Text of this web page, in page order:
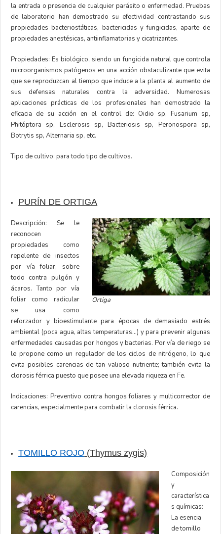
la entrada o presencia de cualquier parásito o enfermedad. Pruebas
de laboratorio han demostrado su efectividad contrastando sus
propiedades bacteriostáticas, bactericidas y fungicidas, aparte de
propiedades anestésicas, antiinflamatorias y cicatrizantes.
Propiedades: Es biológico, siendo un fungicida natural que controla
microorganismos patógenos en una acción obstaculizante que evita
que se reproduzcan al tiempo que induce a la planta al aumento de
sus defensas naturales contra la adversidad. Numerosas
aplicaciones prácticas de los profesionales han demostrado la
eficacia de su acción en el control de: Oidio sp, Fusarium sp,
Phitóptora sp, Esclerosis sp, Bacteriosis sp, Peronospora sp,
Botrytis sp, Alternaria sp, etc.
Tipo de cultivo: para todo tipo de cultivos.
PURÍN DE ORTIGA
Ortiga
Descripción: Se le
reconocen
propiedades como
repelente de insectos
por vía foliar, sobre
todo contra pulgón y
ácaros. Tanto por vía
foliar como radicular
se usa como
reforzador y bioestimulante para épocas de demasiado estrés
ambiental (poca agua, altas temperaturas…) y para prevenir algunas
enfermedades causadas por hongos y bacterias. Por vía de riego se
le propone como un regulador de los ciclos de nitrógeno, lo que
evita posibles carencias de tan valioso nutriente; también evita la
clorosis férrica puesto que posee una elevada riqueza en Fe.
Indicaciones: Preventivo contra hongos foliares y multicorrector de
carencias, especialmente para combatir la clorosis férrica.
TOMILLO ROJO (Thymus zygis)
Composición
y
característica
s químicas:
La esencia
de tomillo